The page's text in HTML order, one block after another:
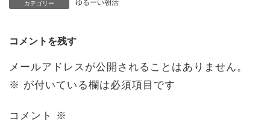
カテゴリー ゆるーい朝活
コメントを残す
メールアドレスが公開されることはありません。
※ が付いている欄は必須項目です
コメント ※